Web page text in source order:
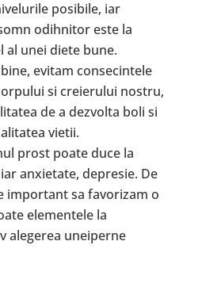
posibile, iar
odihnitor este la
al unei diete bune.
evitam consecintele
si creierului nostru,
de a dezvolta boli si
vietii.
prost poate duce la
anxietate, depresie. De
important sa favorizam o
elementele la
alegerea uneiperne